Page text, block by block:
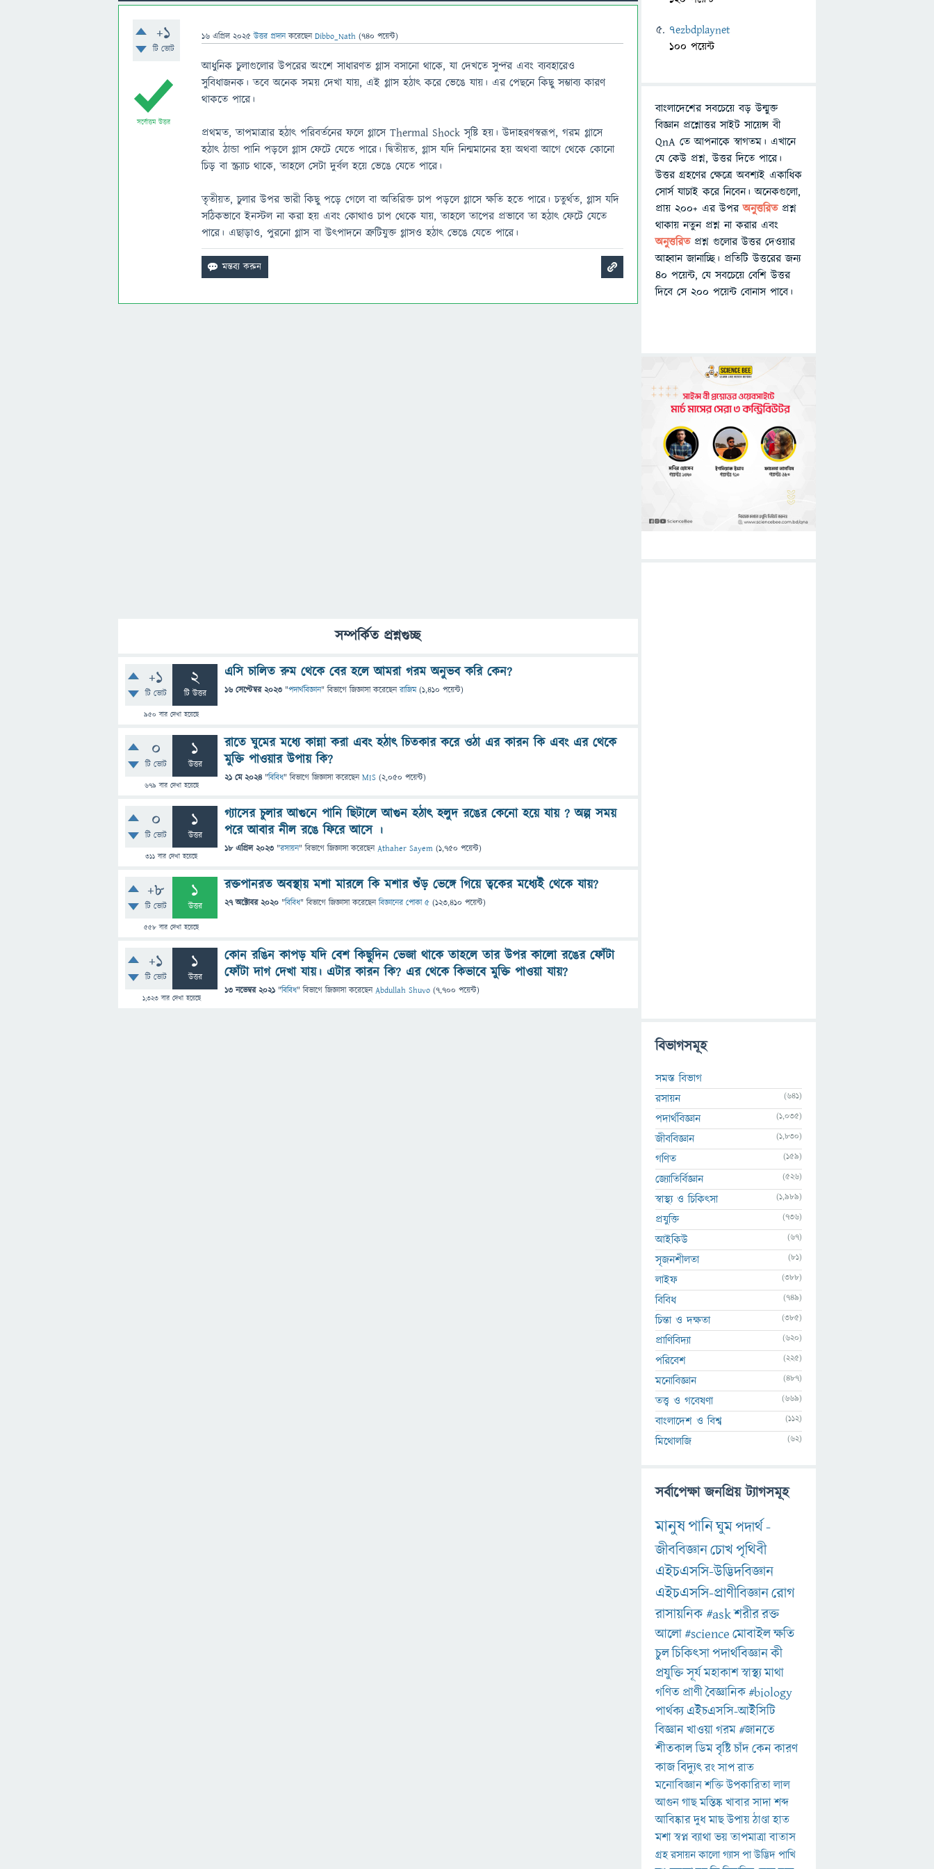
+1
টি ভোট
16 এপ্রিল 2025 উত্তর প্রদান করেছেনDibbo_Nath (740 পয়েন্ট)
সর্বোত্তম উত্তর
আধুনিক চুলাগুলোর উপরের অংশে সাধারণত গ্লাস বসানো থাকে, যা দেখতে সুন্দর এবং ব্যবহারেও
সুবিধাজনক। তবে অনেক সময় দেখা যায়, এই গ্লাস হঠাৎ করে ভেঙে যায়। এর পেছনে কিছু সম্ভাব্য কারণ
থাকতে পারে।
প্রথমত, তাপমাত্রার হঠাৎ পরিবর্তনের ফলে গ্লাসে Thermal Shock সৃষ্টি হয়। উদাহরণস্বরূপ, গরম গ্লাসে
হঠাৎ ঠান্ডা পানি পড়লে গ্লাস ফেটে যেতে পারে। দ্বিতীয়ত, গ্লাস যদি নিন্মমানের হয় অথবা আগে থেকে কোনো
চিড় বা স্ক্র্যাচ থাকে, তাহলে সেটা দুর্বল হয়ে ভেঙে যেতে পারে।
তৃতীয়ত, চুলার উপর ভারী কিছু পড়ে গেলে বা অতিরিক্ত চাপ পড়লে গ্লাসে ক্ষতি হতে পারে। চতুর্থত, গ্লাস যদি
সঠিকভাবে ইনস্টল না করা হয় এবং কোথাও চাপ থেকে যায়, তাহলে তাপের প্রভাবে তা হঠাৎ ফেটে যেতে
পারে। এছাড়াও, পুরনো গ্লাস বা উৎপাদনে ত্রুটিযুক্ত গ্লাসও হঠাৎ ভেঙে যেতে পারে।
সম্পর্কিত প্রশ্নগুচ্ছ
+1
টি ভোট
2
টি উত্তর
950 বার দেখা হয়েছে
এসি চালিত রুম থেকে বের হলে আমরা গরম অনুভব করি কেন?
16 সেপ্টেম্বর 2023 "পদার্থবিজ্ঞান" বিভাগে জিজ্ঞাসাকরেছেনরাজিম (1,410 পয়েন্ট)
0
টি ভোট
1
উত্তর
679 বার দেখা হয়েছে
রাতে ঘুমের মধ্যে কান্না করা এবং হঠাৎ চিতকার করে ওঠা এর কারন কি এবং এর থেকে
মুক্তি পাওয়ার উপায় কি?
21 মে 2024 "বিবিধ" বিভাগে জিজ্ঞাসাকরেছেনMIS (2,050 পয়েন্ট)
0
টি ভোট
1
উত্তর
311 বার দেখা হয়েছে
গ্যাসের চুলার আগুনে পানি ছিটালে আগুন হঠাৎ হলুদ রঙের কেনো হয়ে যায় ? অল্প সময়
পরে আবার নীল রঙে ফিরে আসে ।
18 এপ্রিল 2023 "রসায়ন" বিভাগে জিজ্ঞাসাকরেছেনAthaher Sayem (1,750 পয়েন্ট)
+8
টি ভোট
1
উত্তর
558 বার দেখা হয়েছে
রক্তপানরত অবস্থায় মশা মারলে কি মশার শুঁড় ভেঙ্গে গিয়ে ত্বকের মধ্যেই থেকে যায়?
27 অক্টোবর 2020 "বিবিধ" বিভাগে জিজ্ঞাসাকরেছেনবিজ্ঞানের পোকা ৫ (123,410 পয়েন্ট)
+1
টি ভোট
1
উত্তর
1,323বার দেখা হয়েছে
কোন রঙিন কাপড় যদি বেশ কিছুদিন ভেজা থাকে তাহলে তার উপর কালো রঙের ফোঁটা
ফোঁটা দাগ দেখা যায়। এটার কারন কি? এর থেকে কিভাবে মুক্তি পাওয়া যায়?
13 নভেম্বর 2021 "বিবিধ" বিভাগে জিজ্ঞাসাকরেছেনAbdullah Shuvo (7,700 পয়েন্ট)
7ezbdplaynet
100 পয়েন্ট
বাংলাদেশের সবচেয়ে বড় উন্মুক্ত
বিজ্ঞান প্রশ্নোত্তর সাইট সায়েন্স বী
QnA তে আপনাকে স্বাগতম। এখানে
যে কেউ প্রশ্ন, উত্তর দিতে পারে।
উত্তর গ্রহণের ক্ষেত্রে অবশ্যই একাধিক
সোর্স যাচাই করে নিবেন। অনেকগুলো,
প্রায় ২০০+ এর উপরঅনুত্তরিতপ্রশ্ন
থাকায় নতুন প্রশ্ন না করার এবং
অনুত্তরিত প্রশ্ন গুলোর উত্তর দেওয়ার
আহ্বান জানাচ্ছি। প্রতিটি উত্তরের জন্য
৪০ পয়েন্ট, যে সবচেয়ে বেশি উত্তর
দিবে সে ২০০ পয়েন্ট বোনাস পাবে।
বিভাগসমূহ
সমস্ত বিভাগ
রসায়ন
(641)
পদার্থবিজ্ঞান (1,035)
জীববিজ্ঞান (1,830)
গণিত (159)
জ্যোতির্বিজ্ঞান (526)
স্বাস্থ্য ও চিকিৎসা (1,989)
প্রযুক্তি (736)
আইকিউ (67)
সৃজনশীলতা (81)
লাইফ (388)
বিবিধ (749)
চিন্তা ও দক্ষতা (385)
প্রাণিবিদ্যা (620)
পরিবেশ (225)
মনোবিজ্ঞান (487)
তত্ত্ব ও গবেষণা (669)
বাংলাদেশ ও বিশ্ব (112)
মিথোলজি (62)
সর্বাপেক্ষা জনপ্রিয় ট্যাগসমূহ
মানুষপানিঘুমপদার্থ-
জীববিজ্ঞানচোখপৃথিবী
এইচএসসি-উদ্ভিদবিজ্ঞান
এইচএসসি-প্রাণীবিজ্ঞানরোগ
রাসায়নিক#askশরীররক্ত
আলো#scienceমোবাইলক্ষতি
চুলচিকিৎসাপদার্থবিজ্ঞানকী
প্রযুক্তিসূর্যমহাকাশস্বাস্থ্যমাথা
গণিত প্রাণীবৈজ্ঞানিক#biology
পার্থক্য এইচএসসি-আইসিটি
বিজ্ঞানখাওয়াগরম#জানতে
শীতকালডিমবৃষ্টিচাঁদকেনকারণ
কাজবিদ্যুৎরংসাপরাত
মনোবিজ্ঞানশক্তিউপকারিতালাল
আগুনগাছমস্তিষ্কখাবারসাদাশব্দ
আবিষ্কারদুধমাছউপায়ঠাণ্ডাহাত
মশাস্বপ্নব্যাথাভয়তাপমাত্রাবাতাস
গ্রহরসায়নকালোগ্যাসপাউদ্ভিদপাখি